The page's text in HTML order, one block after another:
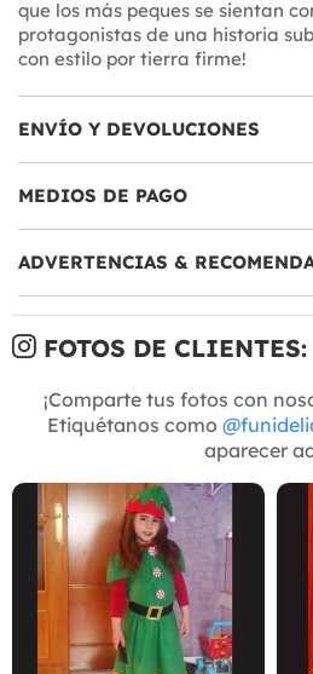
que los más peques se sientan
protagonistas de una historia
con estilo por tierra firme!
ENVÍO Y DEVOLUCIONES
MEDIOS DE PAGO
ADVERTENCIAS &
FOTOS DE CLIENTES:
¡Comparte tus fotos con
Etiquétanos como
aparecer